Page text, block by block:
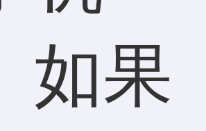
如果